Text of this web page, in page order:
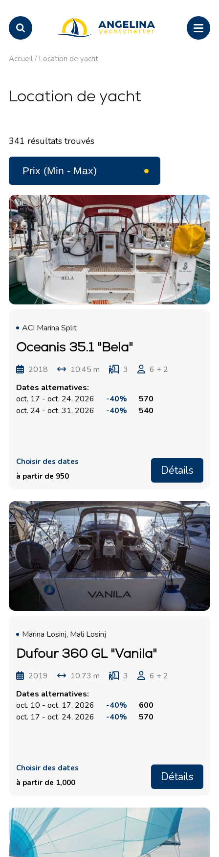
Accueil / Location de yacht
Location de yacht
341 résultats trouvés
ACI Marina Split
Oceanis 35.1 "Bela"
2018 10.45 m 3
6 + 2
Dates alternatives:
oct. 17 - oct. 24, 2026
-40%
570
oct. 24 - oct. 31, 2026
-40% 540
Choisir des dates
à partir de 950
Détails
Marina Losinj, Mali Losinj
Dufour 360 GL "Vanila"
2019 10.73 m 3
6 + 2
Dates alternatives:
oct. 10 - oct. 17, 2026
-40%
600
oct. 17 - oct. 24, 2026
-40% 570
Choisir des dates
à partir de 1,000
Détails